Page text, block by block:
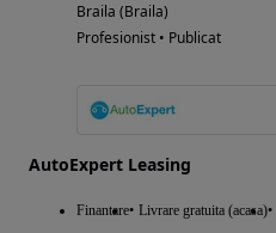
Braila (Braila)
Profesionist • Publicat
AutoExpert Leasing
Finantare Livrare gratuita (acasa)